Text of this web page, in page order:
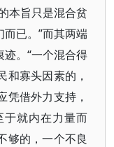
本旨只是混合贫
已。”而其两端
。“一个混合得
和寡头因素的，
凭借外力支持，
就内在力量而
够的，一个不良